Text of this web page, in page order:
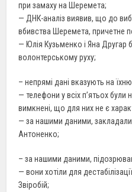
при замаху на Шеремета;
— ДНК-аналіз виявив, що до
вбивства Шеремета, причетне
— Юлія Кузьменко і Яна Другар
волонтерському руху;
– непрямі дані вказують на
— телефони у всіх п’ятьох
вимкнені, що для них не є
— за нашими даними,
Антоненко;
– за нашими даними,
— вони хотіли для
Звіробій;